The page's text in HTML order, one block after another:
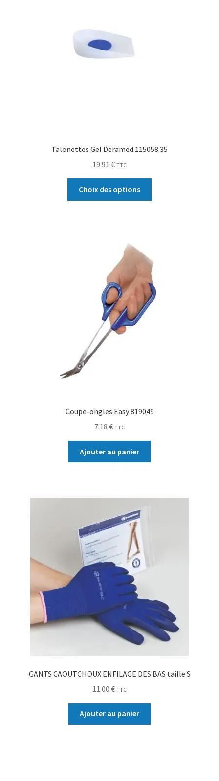
Talonettes Gel Deramed 115058.35
19.91 € TTC
Choix des options
Coupe-ongles Easy 819049
7.18 € TTC
Ajouter au panier
GANTS CAOUTCHOUX ENFILAGE DES BAS taille S
11.00 € TTC
Ajouter au panier